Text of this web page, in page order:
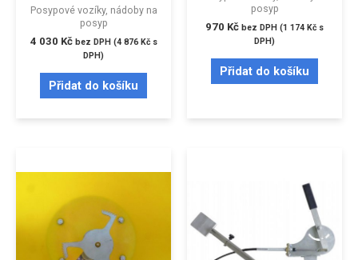
Posypové vozíky, nádoby na
posyp
4 030 Kč bez DPH (4 876 Kčs
DPH)
Přidat do košíku
posyp
970 Kč bez DPH (1 174 Kč s
DPH)
Přidat do košíku